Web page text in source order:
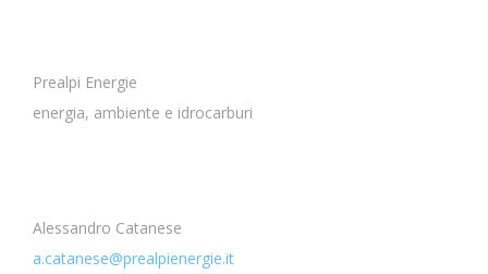
Prealpi Energie
energia, ambiente e idrocarburi
Alessandro Catanese
a.catanese@prealpienergie.it